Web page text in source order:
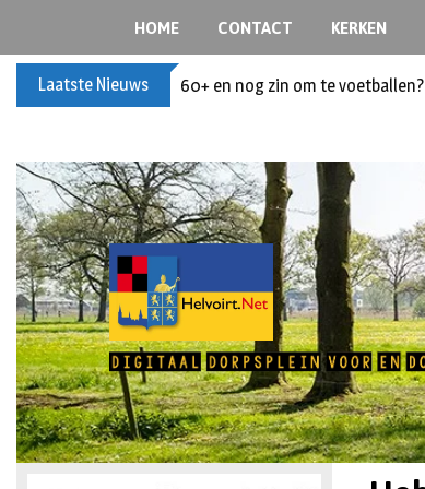
HOME CONTACT KERKEN
Laatste Nieuws 60+ en nog zin om te